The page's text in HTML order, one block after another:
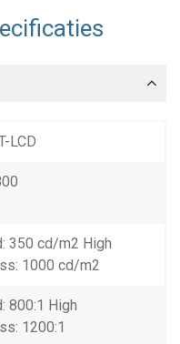
LCD
350 cd/m2 High
1000 cd/m2
800:1 High
1200:1